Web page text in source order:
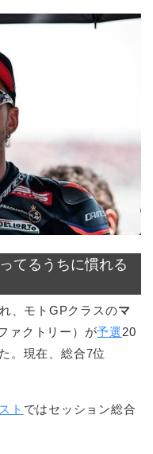
てるうちに慣れる
、モトGPクラスのマ
ァクトリー）が予選20
。現在、総合7位
ト ではセッション総合